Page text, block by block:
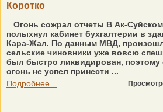
Коротко
Огонь сожрал отчеты В Ак-
полыхнул кабинет бухгалтерии в
Кара-Жал. По данным МВД,
сельские чиновники уже вовсю
был быстро ликвидирован, поэтому
огонь не успел принести ...
Подробнее...